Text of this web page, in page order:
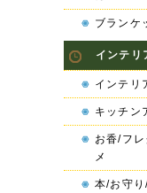
ブランケ
インテリ
インテリ
キッチン
お香/フ
メ
本/お守